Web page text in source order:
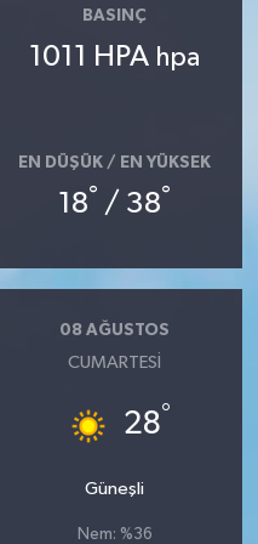
BASINÇ
1011 HPA hpa
EN DÜŞÜK / EN YÜKSEK
18° / 38°
08 AĞUSTOS
CUMARTESI
28°
Güneşli
Nem: %36